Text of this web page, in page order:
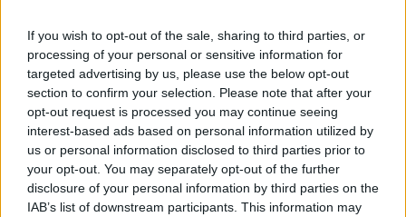
If you wish to opt-out of the sale, sharing to third parties, or
processing of your personal or sensitive information for
targeted advertising by us, please use the below opt-out
section to confirm your selection. Please note that after your
opt-out request is processed you may continue seeing
interest-based ads based on personal information utilized by
us or personal information disclosed to third parties prior to
your opt-out. You may separately opt-out of the further
disclosure of your personal information by third parties on the
IAB’s list of downstream participants. This information may
Olemme Accountor Softwarella
määritelleet tärkeimpiä
toimenpiteitämme, jotta pystymme
parantamaan vastuullisuuttamme edelleen:
Kategoria Toimenpiteet
– Sitoutuminen SBTi:hin
– Scope 3 -päästöjen kartoitus,